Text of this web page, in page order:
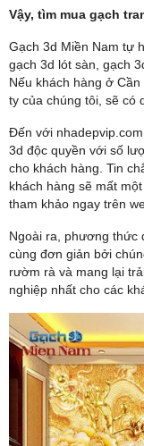
Vậy, tìm mua gạch
Gạch 3d Miền Nam tự
gạch 3d lót sàn, gạch
Nếu khách hàng ở
ty của chúng tôi, sẽ có
Đến với
3d độc quyền với số
cho khách hàng. Tin
khách hàng sẽ mất
tham khảo ngay trên
Ngoài ra, phương thức
cùng đơn giản bởi
rườm rà và mang lại
nghiệp nhất cho các